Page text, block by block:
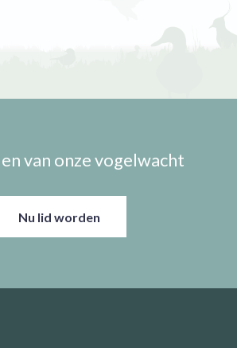
van onze vogelwacht
Nu lid worden